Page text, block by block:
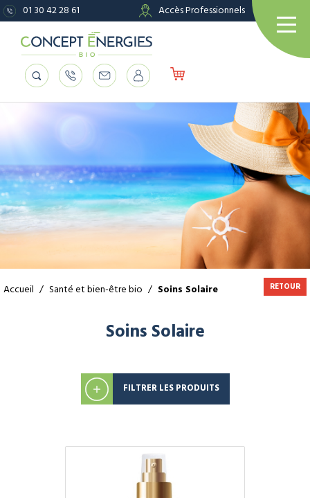
01 30 42 28 61 Accès Professionnels
Accueil / Santé et bien-être bio / Soins Solaire RETOUR
Soins Solaire
FILTRER LES PRODUITS